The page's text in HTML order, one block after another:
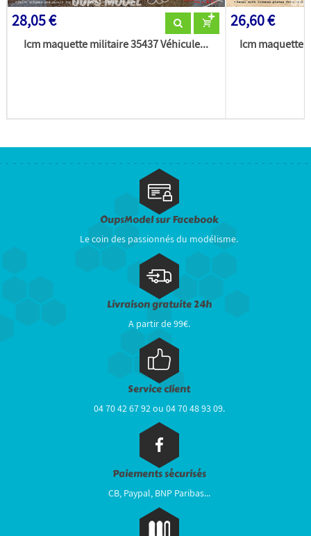
28,05 €
Icm maquette militaire 35437 Véhicule...
26,60 €
Icm maquette
OupsModel sur Facebook
Le coin des passionnés du modélisme.
Livraison gratuite 24h
A partir de 99€.
Service client
04 70 42 67 92 ou 04 70 48 93 09.
Paiements sécurisés
CB, Paypal, BNP Paribas...